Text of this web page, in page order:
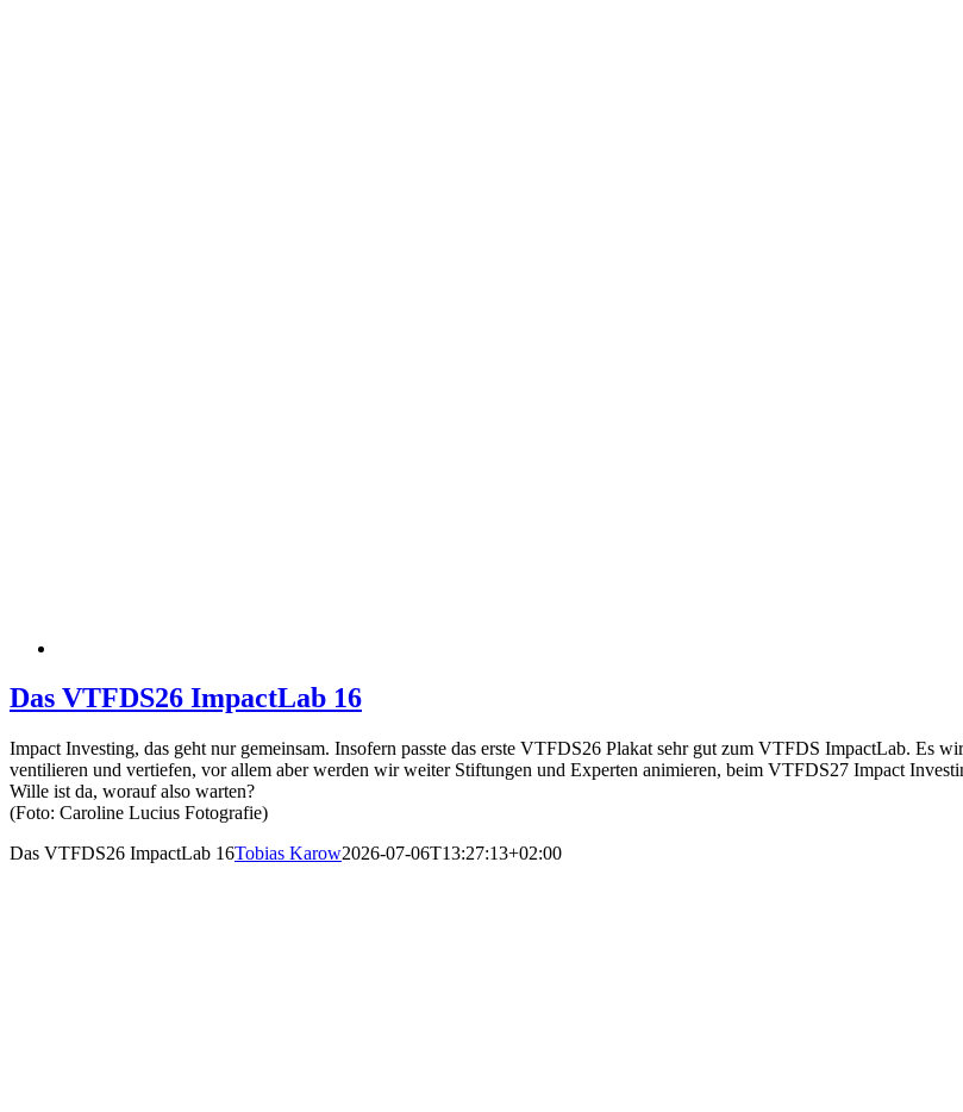
Das VTFDS26 ImpactLab 16
Impact Investing, das geht nur gemeinsam. Insofern passte das erste VTFDS26 Plakat sehr gut zum VTFDS ImpactLab. Es
ventilieren und vertiefen, vor allem aber werden wir weiter Stiftungen und Experten animieren, beim VTFDS27 Impact
Wille ist da, worauf also warten?
(Foto: Caroline Lucius Fotografie)
Das VTFDS26 ImpactLab 16Tobias Karow2026-07-06T13:27:13+02:00